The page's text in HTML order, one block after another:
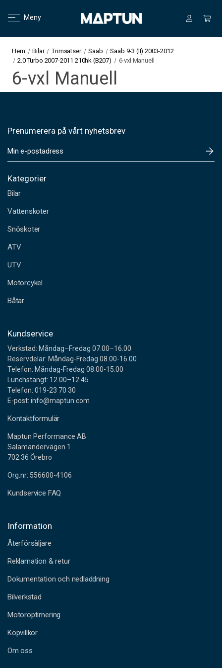
Meny
Hem Bilar Trimsatser Saab
Saab 9-3 (II) 2003-2012
2.0 Turbo 2007-2011 210hk (B207)
6-vxl Manuell
6-vxl Manuell
Prenumerera på vårt nyhetsbrev
-
o
t
a
r
s
s
Kategorier
Bilar
Vattenskoter
Snöskoter
ATV
UTV
Motorcykel
Båtar
Kundservice
Verkstad: Måndag–Fredag 07.00–16.00
Reservdelar: Måndag-Fredag 08.00-16.00
Telefon: Måndag-Fredag 08.00-15.00
Lunchstängt: 12.00–12.45
Telefon: 019-23 70 30
E-post: info@maptun.com
Kontaktformulär
Maptun Performance AB
Salamandervägen 1
702 36 Örebro
Org.nr: 556600-4106
Kundservice FAQ
Information
Återförsäljare
Reklamation & retur
Dokumentation och nedladdning
Bilverkstad
Motoroptimering
Köpvillkor
Om oss